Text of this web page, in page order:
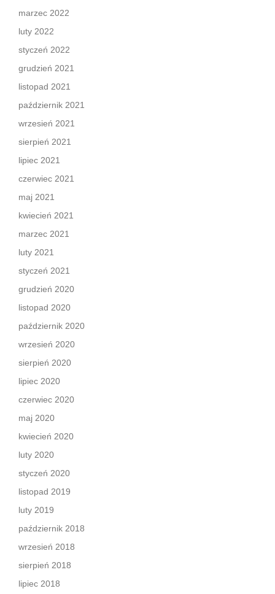
marzec 2022
luty 2022
styczeń 2022
grudzień 2021
listopad 2021
październik 2021
wrzesień 2021
sierpień 2021
lipiec 2021
czerwiec 2021
maj 2021
kwiecień 2021
marzec 2021
luty 2021
styczeń 2021
grudzień 2020
listopad 2020
październik 2020
wrzesień 2020
sierpień 2020
lipiec 2020
czerwiec 2020
maj 2020
kwiecień 2020
luty 2020
styczeń 2020
listopad 2019
luty 2019
październik 2018
wrzesień 2018
sierpień 2018
lipiec 2018